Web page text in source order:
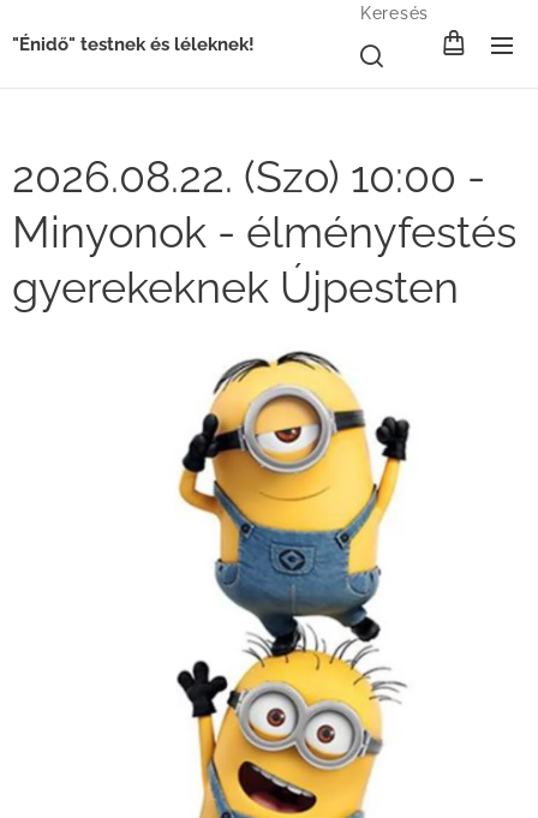
"Énidő" testnek és léleknek!
Keresés
2026.08.22. (Szo) 10:00 -
Minyonok - élményfestés
gyerekeknek Újpesten